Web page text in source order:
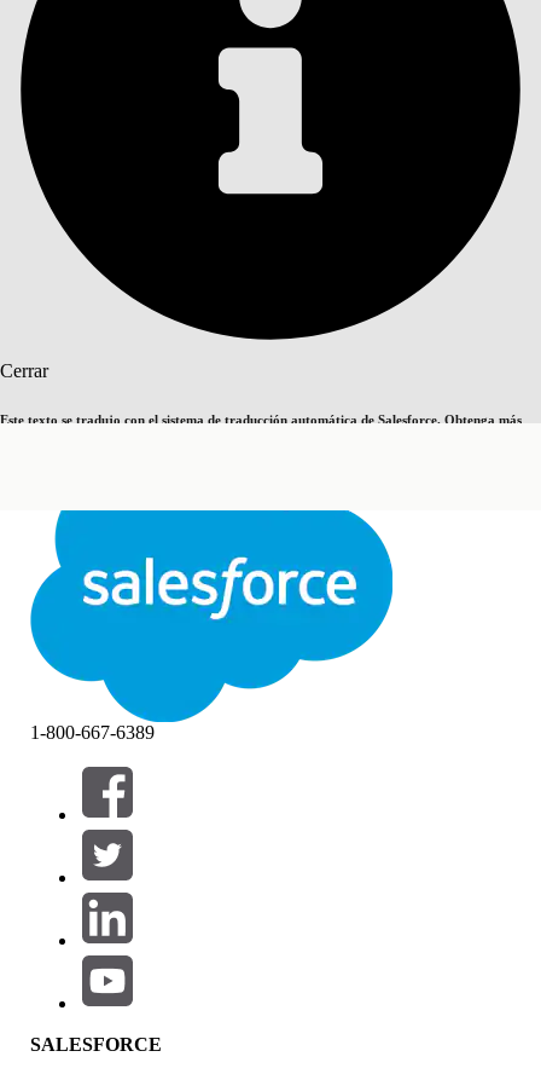
Cerrar
Este texto se tradujo con el sistema de traducción automática de Salesforce. Obtenga más
Cerrar Cerrar
Índice de materias
ÍNDICE DE MATERIAS
Buscar
Filtros (0)
SELECCIONAR FILTROS
Área de productos
Repercusión de función
1-800-667-6389
SALESFORCE